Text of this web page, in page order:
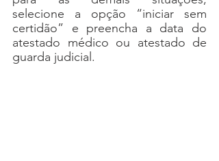
selecione a opção “iniciar sem
certidão” e preencha a data do
atestado médico ou atestado de
guarda judicial.